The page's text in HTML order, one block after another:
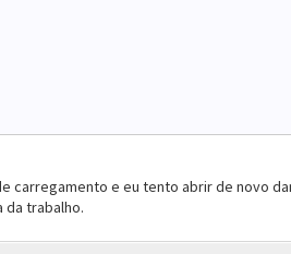
carregamento e eu tento abrir de novo
da trabalho.